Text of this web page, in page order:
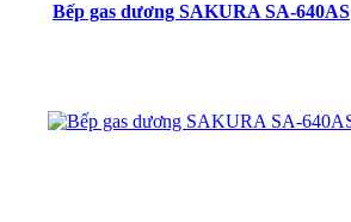
Bếp gas dương SAKURA SA-640AS